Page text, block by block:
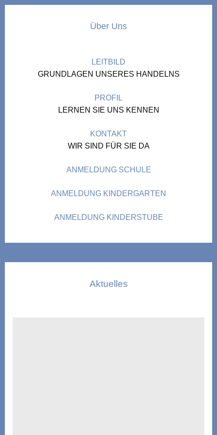
Über Uns
LEITBILD
GRUNDLAGEN UNSERES HANDELNS
PROFIL
LERNEN SIE UNS KENNEN
KONTAKT
WIR SIND FÜR SIE DA
ANMELDUNG SCHULE
ANMELDUNG KINDERGARTEN
ANMELDUNG KINDERSTUBE
Aktuelles